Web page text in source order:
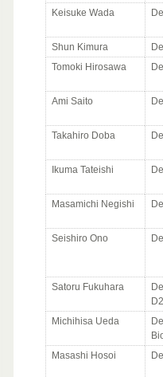
Keisuke Wada
Shun Kimura
Tomoki Hirosawa
Ami Saito
Takahiro Doba
Ikuma Tateishi
Masamichi Negishi
Seishiro Ono
Satoru Fukuhara
D2
Michihisa Ueda
Masashi Hosoi